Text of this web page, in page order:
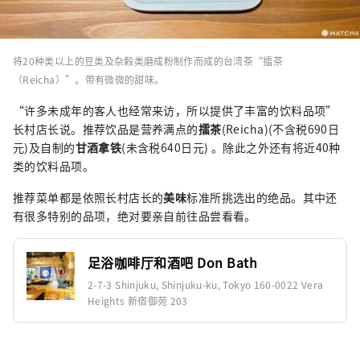
将20种类以上的豆类及杂榖类磨成粉制作而成的台湾茶“擂茶
（Reicha）”。带有微微的甜味。
“许多未成年的客人也经常来访，所以提供了丰富的饮料品项”
长村店长说。推荐饮品是营养满点的擂茶(Reicha)(不含税690日
元)及自制的甘酒拿铁(未含税640日元) 。除此之外还有将近40种
类的饮料品项。
推荐菜单都是依照长村店长的美味标准所挑选出的绝品。其中还
有很多特别的品项，绝对要亲自前往品尝看看。
足浴咖啡厅和酒吧 Don Bath
2-7-3 Shinjuku, Shinjuku-ku, Tokyo 160-0022 Vera
Heights 新宿御苑 203